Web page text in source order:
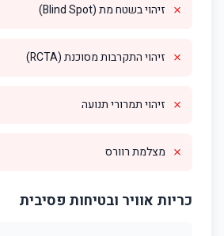
✗ זיהוי בשטח מת (Blind Spot)
✗ זיהוי התקרבות מסוכנת (RCTA)
✗ זיהוי תמרורי תנועה
✗ מצלמת רוורס
כריות אוויר ובטיחות פסיבית